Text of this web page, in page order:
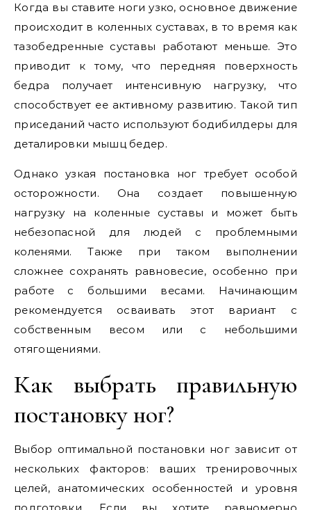
Когда вы ставите ноги узко, основное движение
происходит в коленных суставах, в то время как
тазобедренные суставы работают меньше. Это
приводит к тому, что передняя поверхность
бедра получает интенсивную нагрузку, что
способствует ее активному развитию. Такой тип
приседаний часто используют бодибилдеры для
деталировки мышц бедер.
Однако узкая постановка ног требует особой
осторожности. Она создает повышенную
нагрузку на коленные суставы и может быть
небезопасной для людей с проблемными
коленями. Также при таком выполнении
сложнее сохранять равновесие, особенно при
работе с большими весами. Начинающим
рекомендуется осваивать этот вариант с
собственным весом или с небольшими
отягощениями.
Как выбрать правильную
постановку ног?
Выбор оптимальной постановки ног зависит от
нескольких факторов: ваших тренировочных
целей, анатомических особенностей и уровня